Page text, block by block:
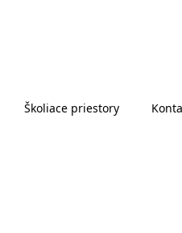
Školiace priestory